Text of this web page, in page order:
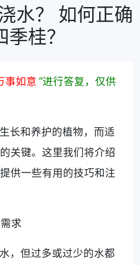
水？ 如何正确
桂？
事如意 ”进行答复，仅供
长和养护的植物，而适
关键。这里我们将介绍
供一些有用的技巧和注
求
，但过多或过少的水都